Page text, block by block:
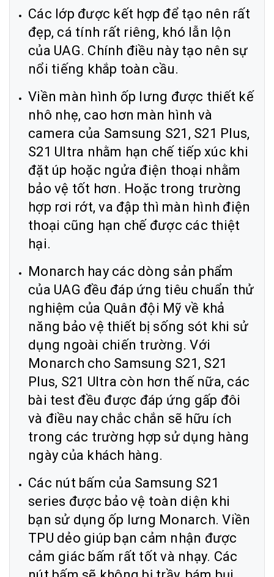
Các lớp được kết hợp để tạo nên rất
đẹp, cá tính rất riêng, khó lẫn lộn
của UAG. Chính điều này tạo nên sự
nổi tiếng khắp toàn cầu.
Viền màn hình ốp lưng được thiết kế
nhô nhẹ, cao hơn màn hình và
camera của Samsung S21, S21 Plus,
S21 Ultra nhằm hạn chế tiếp xúc khi
đặt úp hoặc ngửa điện thoại nhằm
bảo vệ tốt hơn. Hoặc trong trường
hợp rơi rớt, va đập thì màn hình điện
thoại cũng hạn chế được các thiệt
hại.
Monarch hay các dòng sản phẩm
của UAG đều đáp ứng tiêu chuẩn thử
nghiệm của Quân đội Mỹ về khả
năng bảo vệ thiết bị sống sót khi sử
dụng ngoài chiến trường. Với
Monarch cho Samsung S21, S21
Plus, S21 Ultra còn hơn thế nữa, các
bài test đều được đáp ứng gấp đôi
và điều nay chắc chắn sẽ hữu ích
trong các trường hợp sử dụng hàng
ngày của khách hàng.
Các nút bấm của Samsung S21
series được bảo vệ toàn diện khi
bạn sử dụng ốp lưng Monarch. Viền
TPU dẻo giúp bạn cảm nhận được
cảm giác bấm rất tốt và nhạy. Các